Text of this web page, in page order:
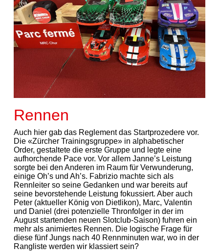
Rennen
Auch hier gab das Reglement das Startprozedere vor.
Die «Zürcher Trainingsgruppe» in alphabetischer
Order, gestaltete die erste Gruppe und legte eine
aufhorchende Pace vor. Vor allem Janne’s Leistung
sorgte bei den Anderen im Raum für Verwunderung,
einige Oh’s und Ah’s. Fabrizio machte sich als
Rennleiter so seine Gedanken und war bereits auf
seine bevorstehende Leistung fokussiert. Aber auch
Peter (aktueller König von Dietlikon), Marc, Valentin
und Daniel (drei potenzielle Thronfolger in der im
August startenden neuen Slotclub-Saison) fuhren ein
mehr als animiertes Rennen. Die logische Frage für
diese fünf Jungs nach 40 Rennminuten war, wo in der
Rangliste werden wir klassiert sein?